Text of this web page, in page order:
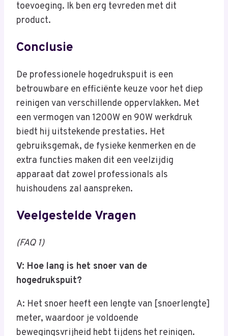
toevoeging. Ik ben erg tevreden met dit
product.
Conclusie
De professionele hogedrukspuit is een
betrouwbare en efficiënte keuze voor het diep
reinigen van verschillende oppervlakken. Met
een vermogen van 1200W en 90W werkdruk
biedt hij uitstekende prestaties. Het
gebruiksgemak, de fysieke kenmerken en de
extra functies maken dit een veelzijdig
apparaat dat zowel professionals als
huishoudens zal aanspreken.
Veelgestelde Vragen
(FAQ 1)
V: Hoe lang is het snoer van de
hogedrukspuit?
A: Het snoer heeft een lengte van [snoerlengte]
meter, waardoor je voldoende
bewegingsvrijheid hebt tijdens het reinigen.